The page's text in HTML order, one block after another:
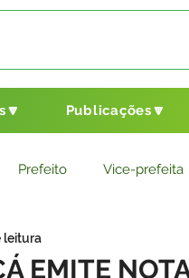
Publicações🔽
Prefeito Vice-prefeita
EMITE
leitura